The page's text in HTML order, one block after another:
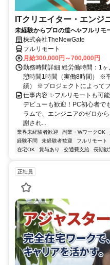
ITクリエイター・エンジ
未経験からプロの道へ✨フルリモ
株式会社TheNewGate
フルリモート
月給300,000円～700,000円
勤務時間詳細 総労働時間：1
憩時間1時間（実働8時間） ※
績） ※プロジェクトによって
仕事内容 ✨フルリモートも可
デビューも歓迎！PC初心者で
ラムで、エンジニアのゼロか
謝され...
業界未経験者歓迎 副業・WワークOK
経験不問
未経験者歓迎 フルリモート
在宅OK
賞与あり 交通費支給 長期歓
正社員